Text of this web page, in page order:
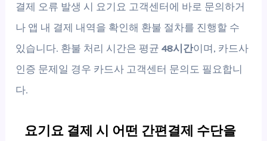
결제 오류 발생 시 요기요 고객센터에 바로 문의하거
나 앱 내 결제 내역을 확인해 환불 절차를 진행할 수
있습니다. 환불 처리 시간은 평균48시간이며, 카드사
인증 문제일 경우 카드사 고객센터 문의도 필요합니
다.
요기요 결제 시 어떤 간편결제 수단을